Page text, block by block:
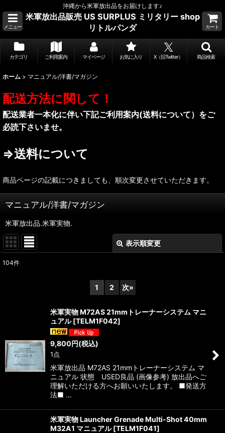
沖縄から米軍放出品をお届けします♪
メニュー
米軍放出品販売 US SURPLUS ミリタリー shop
リトルパンダ
カート
カテゴリ ご利用案内 マイページ お気に入り X（旧Twitter） 商品検索
ホーム > マニュアル/洋書/マガジン
配送方法に関して！
配送業者一本化に伴い下記ご利用案内(送料について）をご
必読下さいませ。
⇒送料について
商品ページの記載につきましても、順次変更させていただきます。
マニュアル/洋書/マガジン
米軍放出品.米軍実物.
表示順変更
104件
1 2 次»
米軍実物 M72AS 21mmトレーナーシステム マニ
ュアル [TELM1F042]
9,800円(税込)
1点
米軍放出品 M72AS 21mmトレーナーシステム マ
ニュアル 状態 USED良品 (画像参考) 放出品へご
理解いただける方へお願いいたします。 ■発送方
法■ …
米軍実物 Launcher Grenade Multi-Shot 40mm
M32A1 マニュアル [TELM1F041]